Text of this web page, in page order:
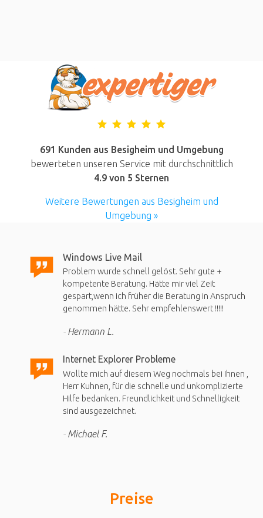
691 Kunden aus Besigheim und Umgebung
bewerteten unseren Service mit durchschnittlich
4.9 von 5 Sternen
Weitere Bewertungen aus Besigheim und
Umgebung »
Windows Live Mail
Problem wurde schnell gelöst. Sehr gute +
kompetente Beratung. Hätte mir viel Zeit
gespart,wenn ich früher die Beratung in Anspruch
genommen hätte. Sehr empfehlenswert !!!!!
Hermann L.
Internet Explorer Probleme
Wollte mich auf diesem Weg nochmals bei Ihnen ,
Herr Kuhnen, für die schnelle und unkomplizierte
Hilfe bedanken. Freundlichkeit und Schnelligkeit
sind ausgezeichnet.
Michael F.
Preise